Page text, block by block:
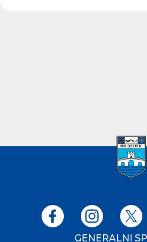
GENERALNI